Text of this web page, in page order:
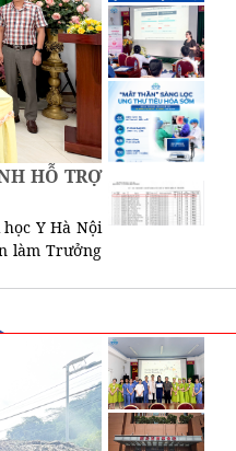
HỖ TRỢ
Y Hà Nội
làm Trưởng